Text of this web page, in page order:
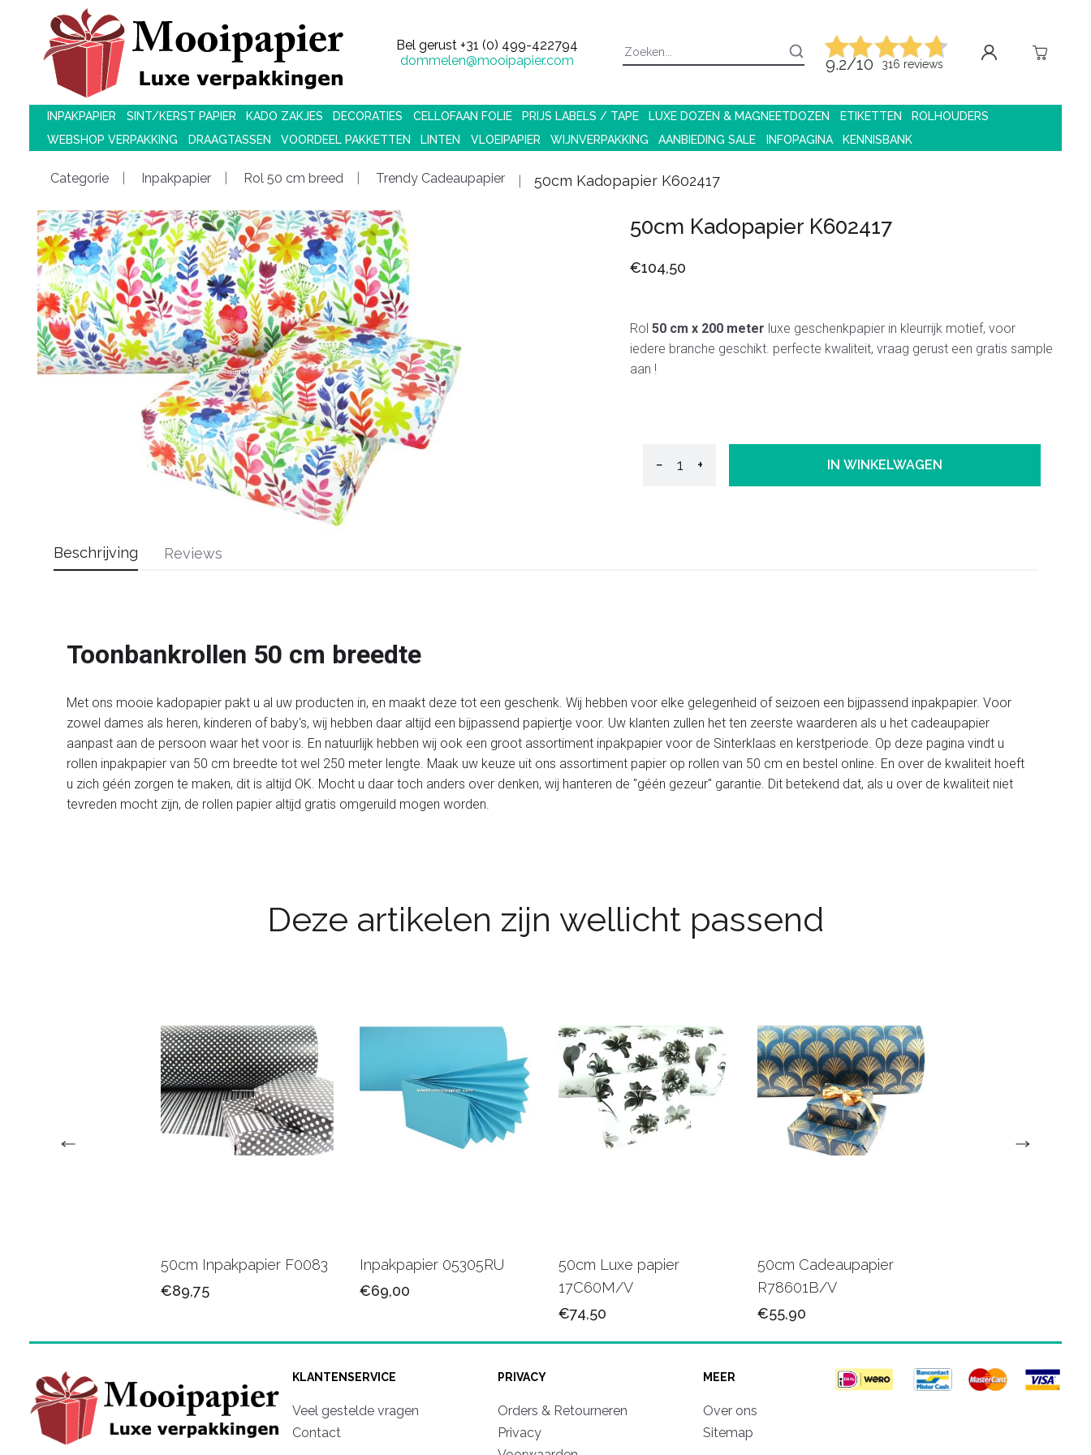
Bel gerust +31 (0) 499-422794
dommelen@mooipapier.com
9.2/10 316 reviews
INPAKPAPIER SINT/KERST PAPIER KADO ZAKJES DECORATIES CELLOFAAN FOLIE PRIJS LABELS / TAPE LUXE DOZEN & MAGNEETDOZEN ETIKETTEN
ROLHOUDERS
WEBSHOP VERPAKKING
DRAAGTASSEN VOORDEEL PAKKETTEN LINTEN VLOEIPAPIER WIJNVERPAKKING AANBIEDING SALE INFOPAGINA KENNISBANK
Categorie Inpakpapier Rol 50 cm breed Trendy Cadeaupapier 50cm Kadopapier K602417
50cm Kadopapier K602417
€104,50
Rol 50 cm x 200 meter luxe geschenkpapier in kleurrijk motief, voor
iedere branche geschikt. perfecte kwaliteit, vraag gerust een gratis sample
aan !
− + IN WINKELWAGEN
Beschrijving
Toonbankrollen 50 cm breedte
Met ons mooie kadopapier pakt u al uw producten in, en maakt deze tot een geschenk. Wij hebben voor elke gelegenheid of seizoen een bijpassend inpakpapier. Voor
zowel dames als heren, kinderen of baby's, wij hebben daar altijd een bijpassend papiertje voor. Uw klanten zullen het ten zeerste waarderen als u het cadeaupapier
aanpast aan de persoon waar het voor is. En natuurlijk hebben wij ook een groot assortiment inpakpapier voor de Sinterklaas en kerstperiode. Op deze pagina vindt u
rollen inpakpapier van 50 cm breedte tot wel 250 meter lengte. Maak uw keuze uit ons assortiment papier op rollen van 50 cm en bestel online. En over de kwaliteit hoeft
u zich géén zorgen te maken, dit is altijd OK. Mocht u daar toch anders over denken, wij hanteren de "géén gezeur" garantie. Dit betekend dat, als u over de kwaliteit niet
tevreden mocht zijn, de rollen papier altijd gratis omgeruild mogen worden.
Reviews
Deze artikelen zijn wellicht passend
50cm Inpakpapier F0083
€89,75
Inpakpapier 05305RU
€69,00
50cm Luxe papier
17C60M/V
€74,50
50cm Cadeaupapier
R78601B/V
€55,90
KLANTENSERVICE
Veel gestelde vragen
Contact
PRIVACY
Orders & Retourneren
Privacy
MEER
Over ons
Sitemap